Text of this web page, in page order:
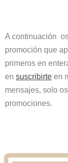
A continuación
promoción que
primeros en
en suscribirte en
mensajes, solo
promociones.